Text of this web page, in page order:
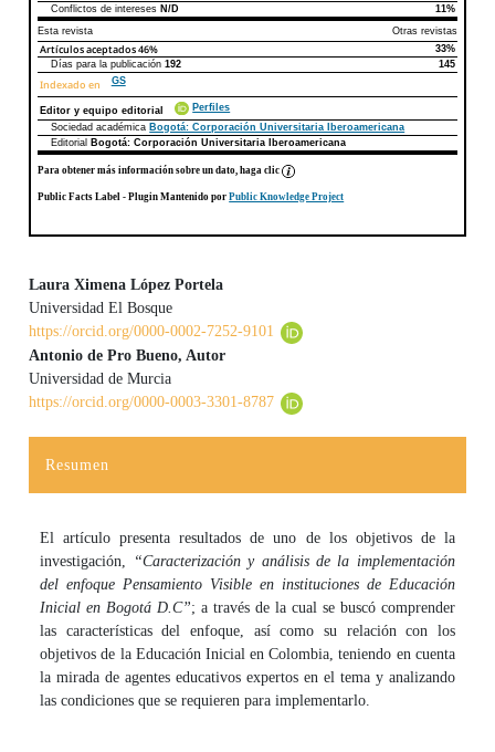
Conflictos de intereses N/D
11%
Esta revista
Otras revistas
Artículos aceptados46%
33%
Días para la publicación192 145
Indexado en GS
Editor y equipo editorial
Perfiles
Sociedad académica Bogotá: Corporación Universitaria Iberoamericana
Editorial
Bogotá: Corporación Universitaria Iberoamericana
Para obtener más información sobre un dato, haga clic
Public Facts Label - Plugin Mantenido porPublic Knowledge Project
Contenido principal del artículo
Laura Ximena López Portela
Universidad El Bosque
https://orcid.org/0000-0002-7252-9101
Antonio de Pro Bueno, Autor
Universidad de Murcia
https://orcid.org/0000-0003-3301-8787
Resumen
El artículo presenta resultados de uno de los objetivos de la
investigación,
“Caracterización y análisis de la implementación
del enfoque Pensamiento Visible en instituciones de Educación
Inicial en Bogotá D.C”; a través de la cual se buscó comprender
las características del enfoque, así como su relación con los
objetivos de la Educación Inicial en Colombia, teniendo en cuenta
la mirada de agentes educativos expertos en el tema y analizando
las condiciones que se requieren para implementarlo.